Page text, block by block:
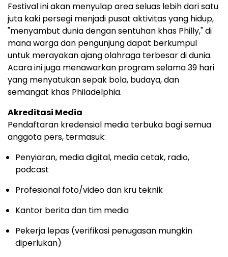
Festival ini akan menyulap area seluas lebih dari satu
juta kaki persegi menjadi pusat aktivitas yang hidup,
"menyambut dunia dengan sentuhan khas Philly," di
mana warga dan pengunjung dapat berkumpul
untuk merayakan ajang olahraga terbesar di dunia.
Acara ini juga menawarkan program selama 39 hari
yang menyatukan sepak bola, budaya, dan
semangat khas Philadelphia.
Akreditasi Media
Pendaftaran kredensial media terbuka bagi semua
anggota pers, termasuk:
Penyiaran, media digital, media cetak, radio,
podcast
Profesional foto/video dan kru teknik
Kantor berita dan tim media
Pekerja lepas (verifikasi penugasan mungkin
diperlukan)